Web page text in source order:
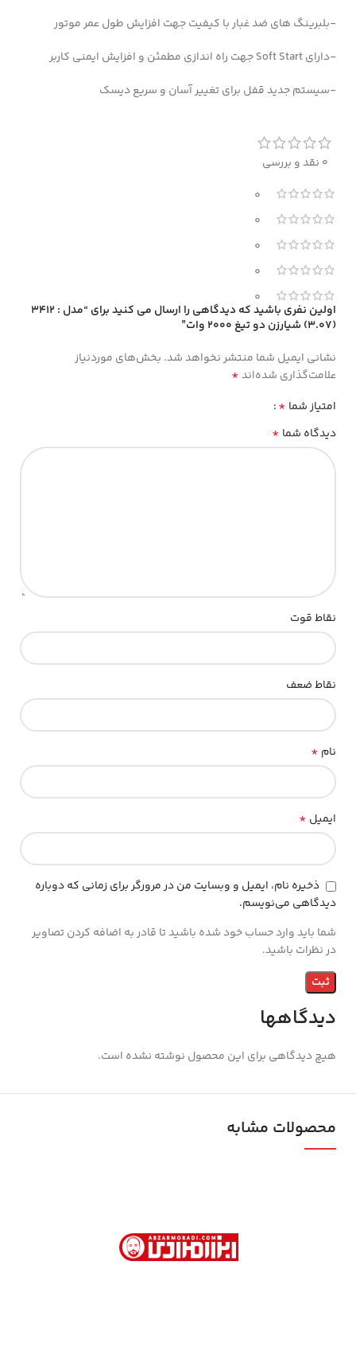
-بلبرینگ های ضد غبار با کیفیت جهت افزایش طول عمر موتور
-دارای Soft Start جهت راه اندازی مطمئن و افزایش ایمنی کاربر
-سیستم جدید قفل برای تغییر آسان و سریع دیسک
0 نقد و بررسی
0
0
0
0
0
دیدگاهها
هیچ دیدگاهی برای این محصول نوشته نشده است.
اولین نفری باشید که دیدگاهی را ارسال می کنید برای “مدل : 3412
(3.07) شیارزن دو تیغ 2000 وات”
نشانی ایمیل شما منتشر نخواهد شد. بخش‌های موردنیاز
علامت‌گذاری شده‌اند*
امتیاز شما *
دیدگاه شما *
نقاط قوت
نقاط ضعف
نام *
ایمیل *
ذخیره نام، ایمیل و وبسایت من در مرورگر برای زمانی که دوباره
دیدگاهی می‌نویسم.
شما باید وارد حساب خود شده باشید تا قادر به اضافه کردن تصاویر
در نظرات باشید.
محصولات مشابه